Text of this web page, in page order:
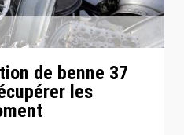
de benne 37
les